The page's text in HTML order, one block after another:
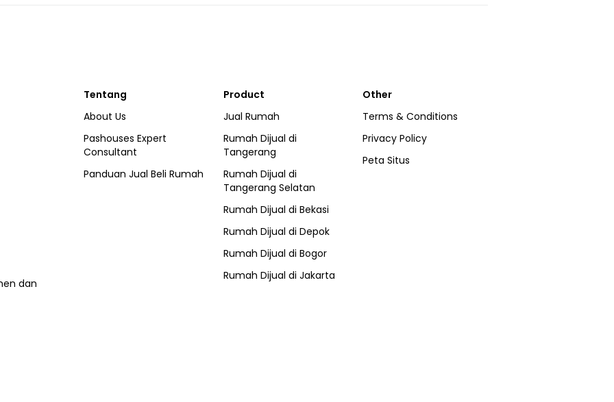
dan
Tentang
About Us
Pashouses Expert
Consultant
Panduan Jual Beli Rumah
Product
Jual Rumah
Rumah Dijual di
Tangerang
Rumah Dijual di
Tangerang Selatan
Rumah Dijual di Bekasi
Rumah Dijual di Depok
Rumah Dijual di Bogor
Rumah Dijual di Jakarta
Other
Terms & Conditions
Privacy Policy
Peta Situs